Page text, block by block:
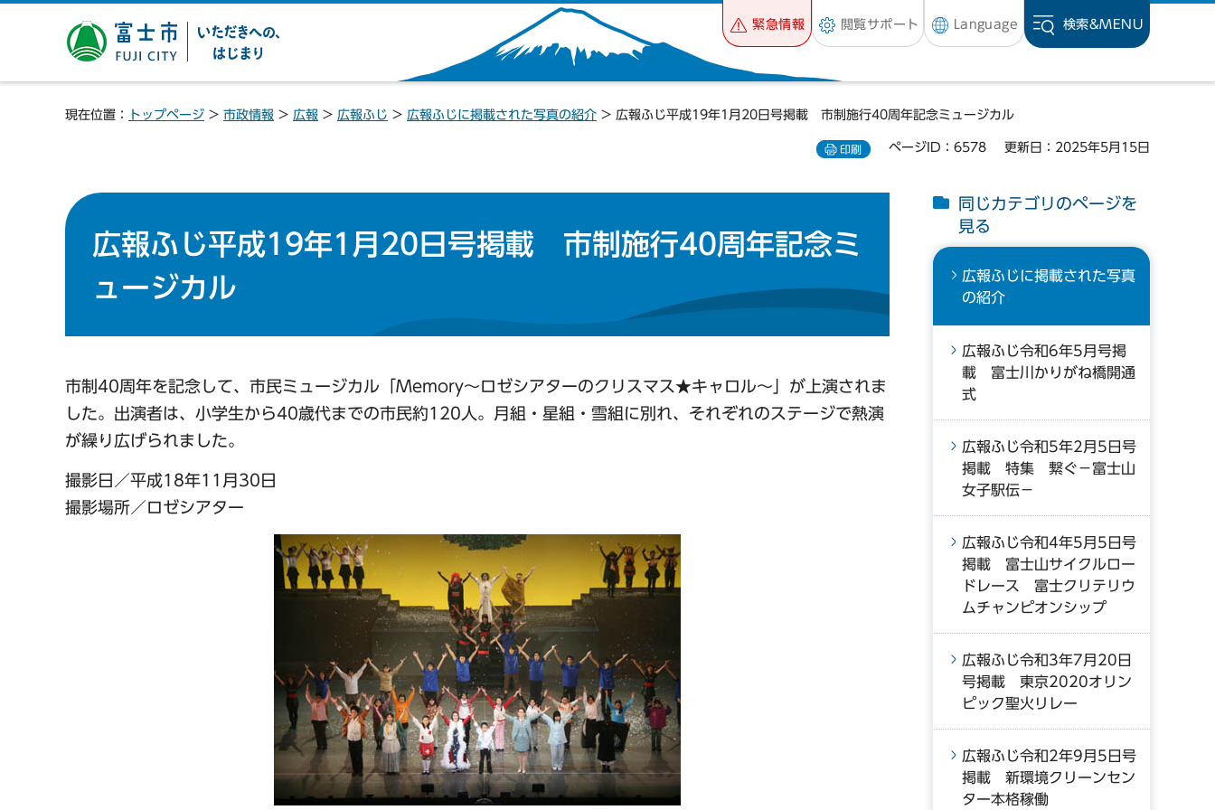
富士市 いただきへの、は
じまり
緊急情報 閲覧サポート Language 検索&MENU
現在位置： トップページ > 市政情報 > 広報 > 広報ふじ > 広報ふじに掲載された写真の紹介 > 広報ふじ平成19年1月20日号掲載 市制施行40周年記念ミュージカル
印刷 ページID：6578 更新日：2025年5月15日
広報ふじ平成19年1月20日号掲載 市制施行40周年記念ミ
ュージカル
市制40周年を記念して、市民ミュージカル「Memory～ロゼシアターのクリスマス★キャロル～」が上演されま
した。出演者は、小学生から40歳代までの市民約120人。月組・星組・雪組に別れ、それぞれのステージで熱演
が繰り広げられました。
撮影日／平成18年11月30日
撮影場所／ロゼシアター
同じカテゴリのページを
見る
広報ふじに掲載された写真
の紹介
広報ふじ令和6年5月号掲
載 富士川かりがね橋開通
式
広報ふじ令和5年2月5日号
掲載 特集 繋ぐ−富士山
女子駅伝−
広報ふじ令和4年5月5日号
掲載 富士山サイクルロー
ドレース 富士クリテリウ
ムチャンピオンシップ
広報ふじ令和3年7月20日
号掲載 東京2020オリン
ピック聖火リレー
広報ふじ令和2年9月5日号
掲載 新環境クリーンセン
ター本格稼働